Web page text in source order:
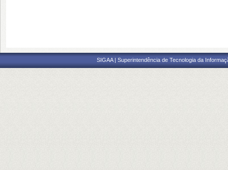
SIGAA | Superintendência de Tecnologia da